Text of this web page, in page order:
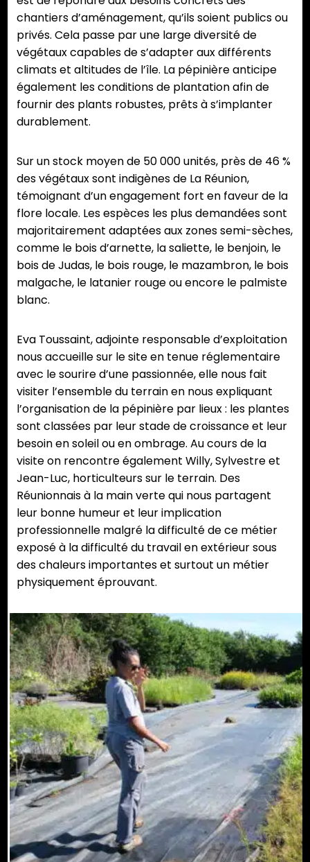
chantiers d’aménagement, qu’ils soient publics ou
privés. Cela passe par une large diversité de
végétaux capables de s’adapter aux différents
climats et altitudes de l’île. La pépinière anticipe
également les conditions de plantation afin de
fournir des plants robustes, prêts à s’implanter
durablement.
Sur un stock moyen de 50 000 unités, près de 46 %
des végétaux sont indigènes de La Réunion,
témoignant d’un engagement fort en faveur de la
flore locale. Les espèces les plus demandées sont
majoritairement adaptées aux zones semi-sèches,
comme le bois d’arnette, la saliette, le benjoin, le
bois de Judas, le bois rouge, le mazambron, le bois
malgache, le latanier rouge ou encore le palmiste
blanc.
Eva Toussaint, adjointe responsable d’exploitation
nous accueille sur le site en tenue réglementaire
avec le sourire d’une passionnée, elle nous fait
visiter l’ensemble du terrain en nous expliquant
l’organisation de la pépinière par lieux : les plantes
sont classées par leur stade de croissance et leur
besoin en soleil ou en ombrage. Au cours de la
visite on rencontre également Willy, Sylvestre et
Jean-Luc, horticulteurs sur le terrain. Des
Réunionnais à la main verte qui nous partagent
leur bonne humeur et leur implication
professionnelle malgré la difficulté de ce métier
exposé à la difficulté du travail en extérieur sous
des chaleurs importantes et surtout un métier
physiquement éprouvant.